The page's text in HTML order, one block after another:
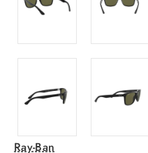
Ray-Ban